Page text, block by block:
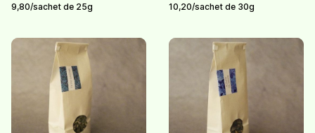
sachet de 25g
/
9,80 sachet de 30g
/
10,20